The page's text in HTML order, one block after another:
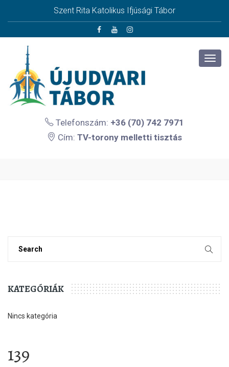
Szent Rita Katolikus Ifjúsági Tábor
Telefonszám: +36 (70) 742 7971
Cím: TV-torony melletti tisztás
KATEGÓRIÁK
Nincs kategória
139